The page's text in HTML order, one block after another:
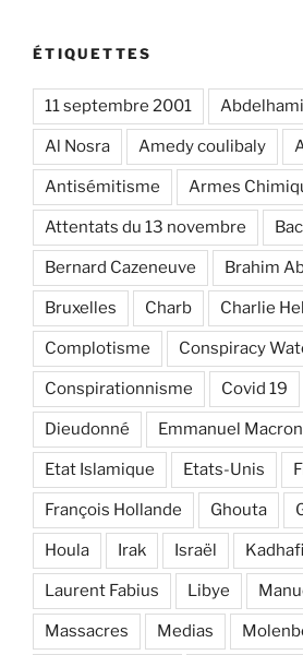
ÉTIQUETTES
11 septembre 2001
Al Nosra Amedy coulibaly
Antisémitisme Armes
Attentats du 13 novembre
Bernard Cazeneuve Brahim
Bruxelles Charb Charlie
Complotisme Conspiracy
Conspirationnisme Covid 19
Dieudonné Emmanuel Macron
Etat Islamique Etats-Unis
François Hollande Ghouta
Houla Irak Israël Kadhafi
Laurent Fabius Libye
Massacres Medias